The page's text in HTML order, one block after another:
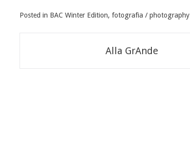
Posted in BAC Winter Edition, fotografia / photography
articoli
Alla GrAnde